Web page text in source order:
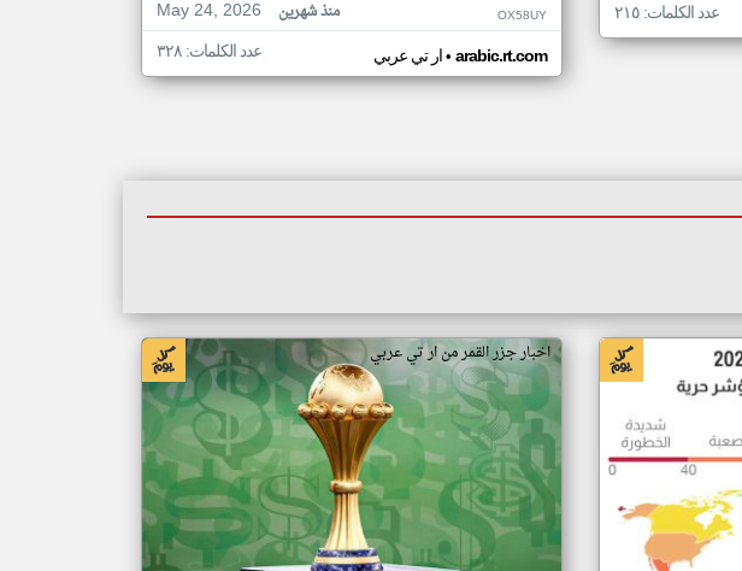
عدد الكلمات: ٢١٥
May 24, 2026
منذ شهرين OX58UY
ار تي عربي• arabic.rt.com عدد الكلمات: ٣٢٨
اخبار جزر القمر من ار تي عربي